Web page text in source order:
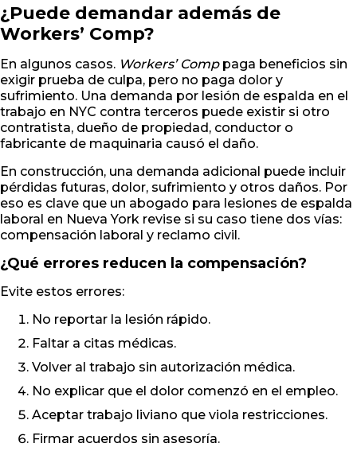
¿Puede demandar además de
Workers’ Comp?
En algunos casos. Workers’ Comppaga beneficios sin
exigir prueba de culpa, pero no paga dolor y
sufrimiento. Una demanda por lesión de espalda en el
trabajo en NYC contra terceros puede existir si otro
contratista, dueño de propiedad, conductor o
fabricante de maquinaria causó el daño.
En construcción, una demanda adicional puede incluir
pérdidas futuras, dolor, sufrimiento y otros daños. Por
eso es clave que un abogado para lesiones de espalda
laboral en Nueva York revise si su caso tiene dos vías:
compensación laboral y reclamo civil.
¿Qué errores reducen la compensación?
Evite estos errores:
No reportar la lesión rápido.
Faltar a citas médicas.
Volver al trabajo sin autorización médica.
No explicar que el dolor comenzó en el empleo.
Aceptar trabajo liviano que viola restricciones.
Firmar acuerdos sin asesoría.